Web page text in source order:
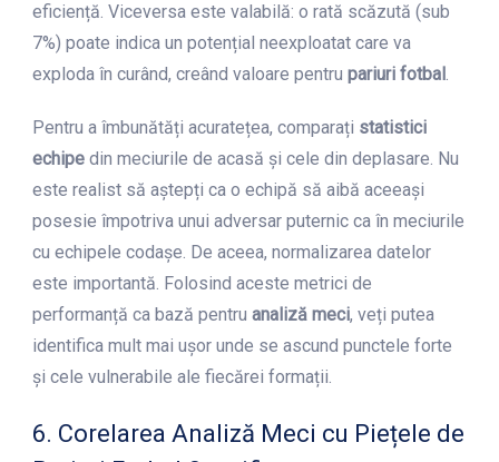
eficiență. Viceversa este valabilă: o rată scăzută (sub
7%) poate indica un potențial neexploatat care va
exploda în curând, creând valoare pentru pariuri fotbal.
Pentru a îmbunătăți acuratețea, comparați statistici
echipe din meciurile de acasă și cele din deplasare. Nu
este realist să aștepți ca o echipă să aibă aceeași
posesie împotriva unui adversar puternic ca în meciurile
cu echipele codașe. De aceea, normalizarea datelor
este importantă. Folosind aceste metrici de
performanță ca bază pentru analiză meci, veți putea
identifica mult mai ușor unde se ascund punctele forte
și cele vulnerabile ale fiecărei formații.
6. Corelarea Analiză Meci cu Piețele de